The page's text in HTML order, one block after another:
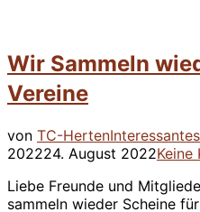
Wir Sammeln
Vereine
von TC-HertenInteressantes
202224. August 2022Keine
Liebe Freunde und
sammeln wieder Scheine